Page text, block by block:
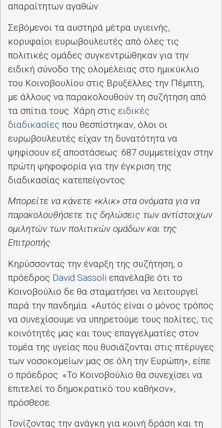
απαραίτητων αγαθών.
Σεβόμενοι τα αυστηρά μέτρα υγιεινής,
κορυφαίοι ευρωβουλευτές από όλες τις
πολιτικές ομάδες συγκεντρώθηκαν για την
ειδική σύνοδο της ολομέλειας στο ημικύκλιο
του Κοινοβουλίου στις Βρυξέλλες την Πέμπτη,
με άλλους να παρακολουθούν τη συζήτηση από
τα σπίτια τους. Χάρη στις ειδικές
διαδικασίες που θεσπίστηκαν, όλοι οι
ευρωβουλευτές είχαν τη δυνατότητα να
ψηφίσουν εξ αποστάσεως: 687 συμμετείχαν στην
πρώτη ψηφοφορία για την έγκριση της
διαδικασίας κατεπείγοντος.
Μπορείτε να κάνετε «κλικ» στα ονόματα για να
παρακολουθήσετε τις δηλώσεις των αντίστοιχων
ομιλητών των πολιτικών ομάδων και της
Επιτροπής.
Κηρύσσοντας την έναρξη της συζήτηση, ο
πρόεδρος David Sassoli επανέλαβε ότι το
Κοινοβούλιο δε θα σταματήσει να λειτουργεί
παρά την πανδημία. «Αυτός είναι ο μόνος τρόπος
να συνεχίσουμε να υπηρετούμε τους πολίτες, τις
κοινότητές μας και τους επαγγελματίες στον
τομέα της υγείας που θυσιάζονται στις πτέρυγες
των νοσοκομείων μας σε όλη την Ευρώπη», είπε
ο πρόεδρος. «Το Κοινοβούλιο θα συνεχίσει να
επιτελεί το δημοκρατικό του καθήκον»,
πρόσθεσε.
Τονίζοντας την ανάγκη για κοινή δράση και τη